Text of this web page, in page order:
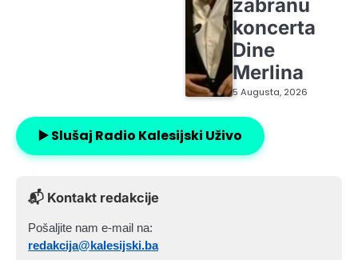
zabranu
koncerta
Dine
Merlina
5 Augusta, 2026
▶️ Slušaj Radio Kalesijski Uživo
📬 Kontakt redakcije
Pošaljite nam e-mail na:
redakcija@kalesijski.ba